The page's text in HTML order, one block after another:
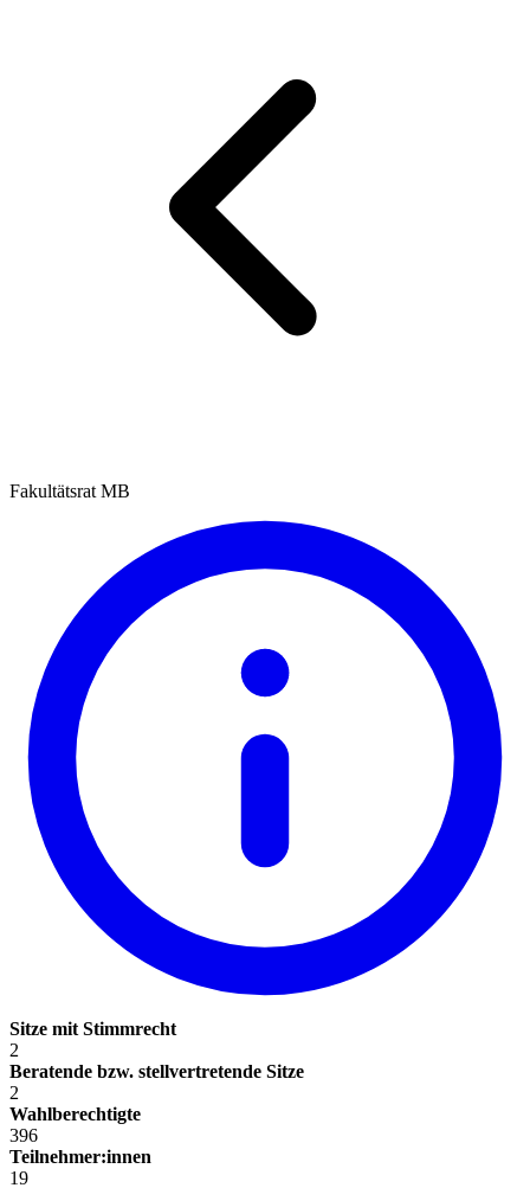
Fakultätsrat MB
Sitze mit Stimmrecht
2
Beratende bzw. stellvertretende Sitze
2
Wahlberechtigte
396
Teilnehmer:innen
19